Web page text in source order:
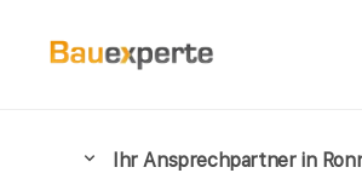
Ihr Ansprechpartner in